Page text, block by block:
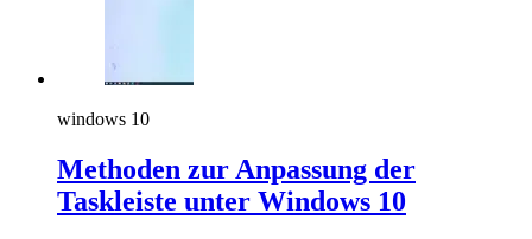
windows 10
Methoden zur Anpassung der
Taskleiste unter Windows 10